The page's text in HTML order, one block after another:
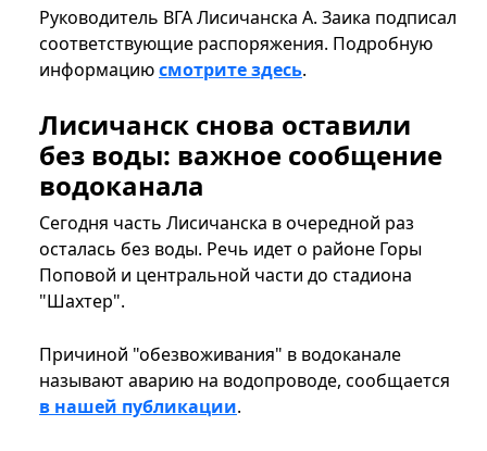
Руководитель ВГА Лисичанска А. Заика подписал
соответствующие распоряжения. Подробную
информациюсмотрите здесь.
Лисичанск снова оставили
без воды: важное сообщение
водоканала
Сегодня часть Лисичанска в очередной раз
осталась без воды. Речь идет о районе Горы
Поповой и центральной части до стадиона
"Шахтер".
Причиной "обезвоживания" в водоканале
называют аварию на водопроводе, сообщается
в нашей публикации.